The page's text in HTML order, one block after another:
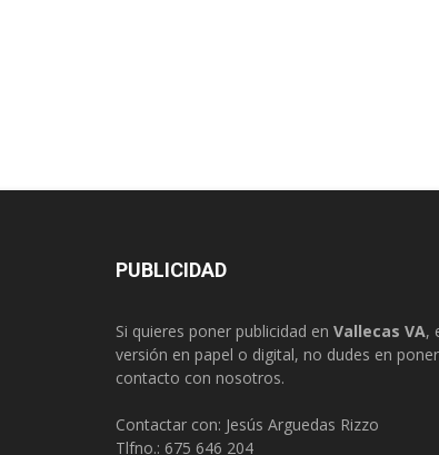
PUBLICIDAD
Si quieres poner publicidad en Vallecas VA,
versión en papel o digital, no dudes en
contacto con nosotros.
Contactar con: Jesús Arguedas Rizzo
Tlfno.: 675 646 204